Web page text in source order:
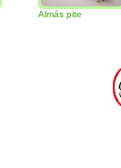
Almás pite